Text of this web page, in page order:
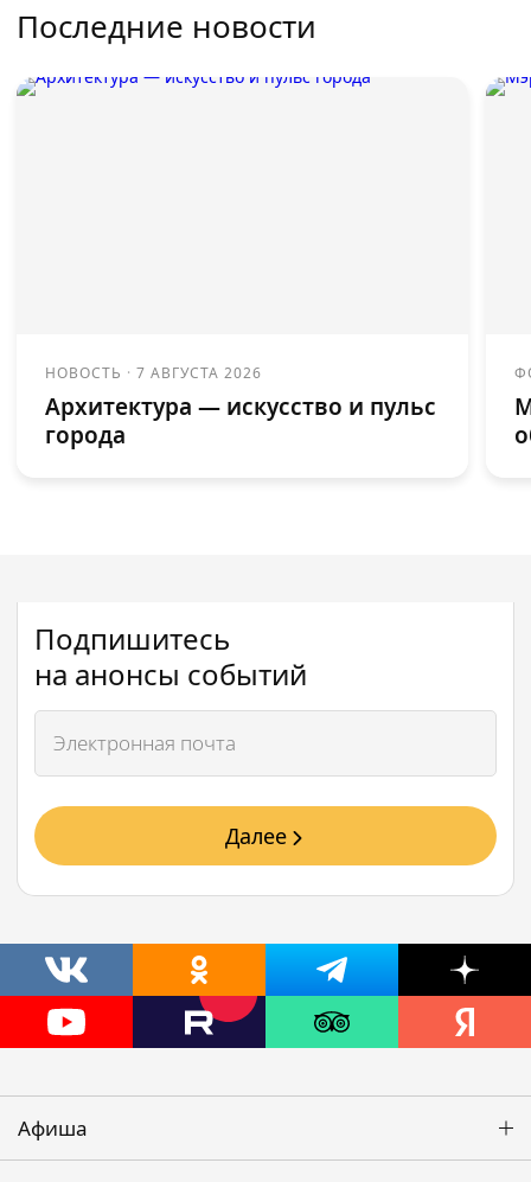
Последние новости
НОВОСТЬ ·7 АВГУСТА 2026
Архитектура — искусство и пульс
города
Подпишитесь
на анонсы событий
Далее
Афиша